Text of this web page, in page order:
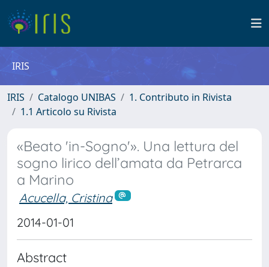
IRIS
IRIS Catalogo UNIBAS
1. Contributo in Rivista
1.1 Articolo su Rivista
«Beato 'in-Sogno'». Una lettura del
sogno lirico dell’amata da Petrarca
a Marino
Acucella, Cristina
2014-01-01
Abstract